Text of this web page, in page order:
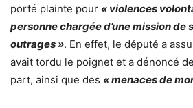
porté plainte pour « violences
personne chargée d’une mission de
outrages ». En effet, le député a
avait tordu le poignet et a dénoncé
part, ainsi que des « menaces de